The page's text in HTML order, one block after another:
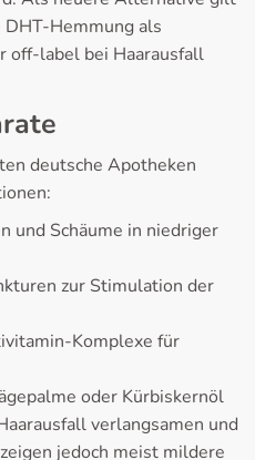
Hemmung als
off-label bei Haarausfall
deutsche Apotheken
und Schäume in niedriger
zur Stimulation der
Komplexe für
oder Kürbiskernöl
verlangsamen und
jedoch meist mildere